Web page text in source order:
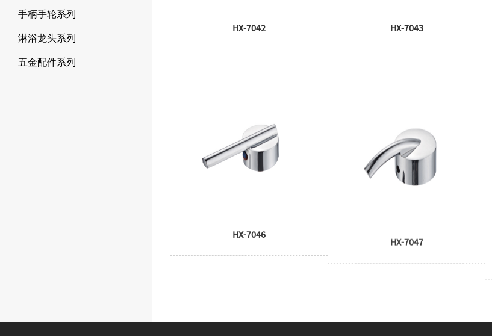
手柄手轮系列
淋浴龙头系列
五金配件系列
HX-7042 HX-7043
HX-7046